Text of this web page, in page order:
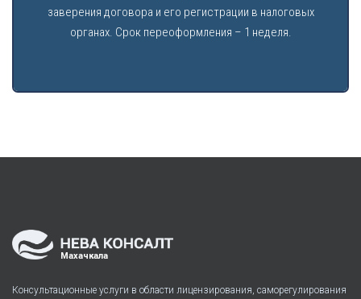
заверения договора и его регистрации в налоговых
органах. Срок переоформления – 1 неделя.
Махачкала
Консультационные услуги в области лицензирования, саморегулирования